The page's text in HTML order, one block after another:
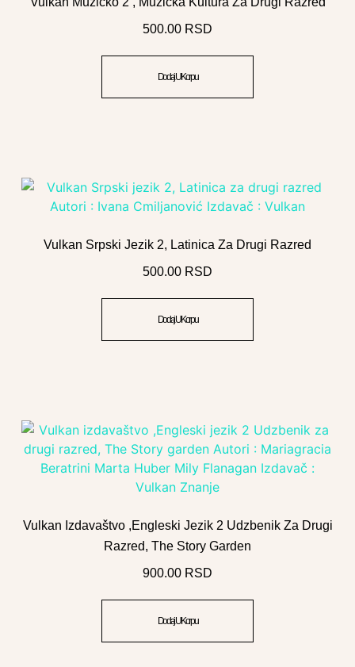
500.00 RSD
Dodaj U Korpu
Vulkan Srpski Jezik 2, Latinica Za Drugi Razred
500.00 RSD
Dodaj U Korpu
Vulkan Izdavaštvo ,Engleski Jezik 2 Udzbenik Za Drugi
Razred, The Story Garden
900.00 RSD
Dodaj U Korpu